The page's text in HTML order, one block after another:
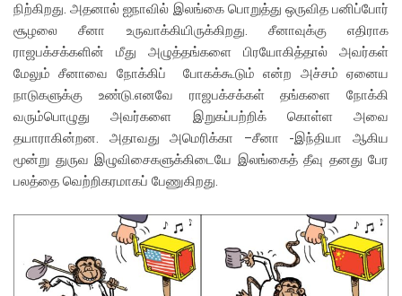
நிற்கிறது. அதனால் ஐநாவில் இலங்கை பொறுத்து ஒருவித பனிப்போர்
சூழலை சீனா உருவாக்கியிருக்கிறது. சீனாவுக்கு எதிராக
ராஜபக்சக்களின் மீது அழுத்தங்களை பிரயோகித்தால் அவர்கள்
மேலும் சீனாவை நோக்கிப் போகக்கூடும் என்ற அச்சம் ஏனைய
நாடுகளுக்கு உண்டு.எனவே ராஜபக்சக்கள் தங்களை நோக்கி
வரும்பொழுது அவர்களை இறுகப்பற்றிக் கொள்ள அவை
தயாராகின்றன. அதாவது அமெரிக்கா –சீனா -இந்தியா ஆகிய
மூன்று துருவ இழுவிசைகளுக்கிடையே இலங்கைத் தீவு தனது பேர
பலத்தை வெற்றிகரமாகப் பேணுகிறது.